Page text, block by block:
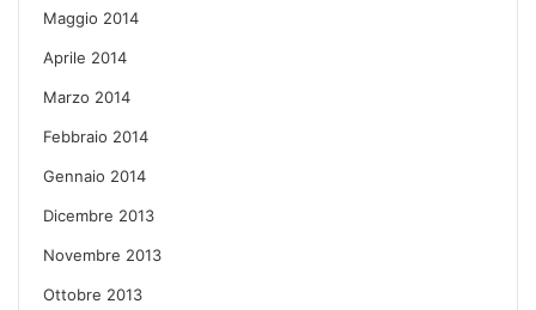
Maggio 2014
Aprile 2014
Marzo 2014
Febbraio 2014
Gennaio 2014
Dicembre 2013
Novembre 2013
Ottobre 2013